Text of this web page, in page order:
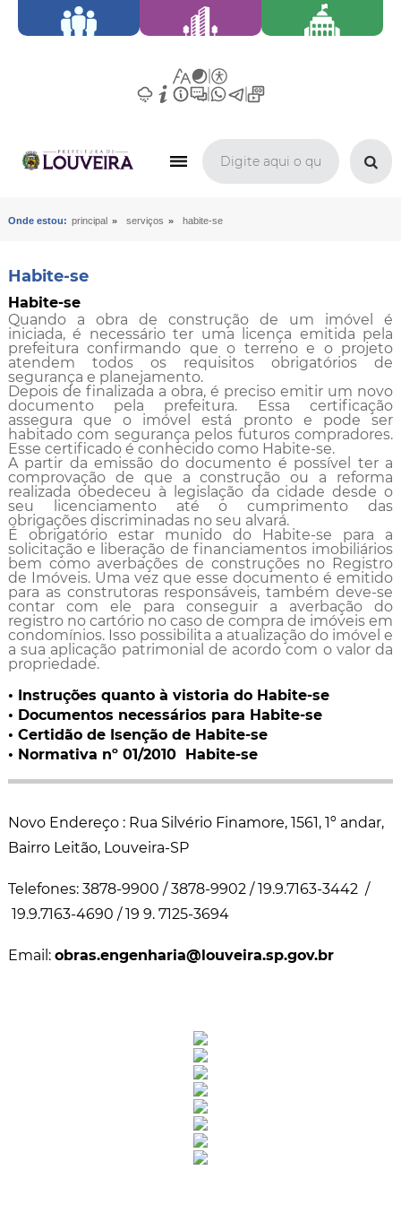
Onde estou: principal » serviços » habite-se
Habite-se
Habite-se
Quando a obra de construção de um imóvel é
iniciada, é necessário ter uma licença emitida pela
prefeitura confirmando que o terreno e o projeto
atendem todos os requisitos obrigatórios de
segurança e planejamento.
Depois de finalizada a obra, é preciso emitir um novo
documento pela prefeitura. Essa certificação
assegura que o imóvel está pronto e pode ser
habitado com segurança pelos futuros compradores.
Esse certificado é conhecido como Habite-se.
A partir da emissão do documento é possível ter a
comprovação de que a construção ou a reforma
realizada obedeceu à legislação da cidade desde o
seu licenciamento até o cumprimento das
obrigações discriminadas no seu alvará.
É obrigatório estar munido do Habite-se para a
solicitação e liberação de financiamentos imobiliários
bem como averbações de construções no Registro
de Imóveis. Uma vez que esse documento é emitido
para as construtoras responsáveis, também deve-se
contar com ele para conseguir a averbação do
registro no cartório no caso de compra de imóveis em
condomínios. Isso possibilita a atualização do imóvel e
a sua aplicação patrimonial de acordo com o valor da
propriedade.
• Instruções quanto à vistoria do Habite-se
• Documentos necessários para Habite-se
• Certidão de Isenção de Habite-se
• Normativa nº 01/2010 Habite-se
Novo Endereço : Rua Silvério Finamore, 1561, 1º andar,
Bairro Leitão, Louveira-SP
Telefones: 3878-9900 / 3878-9902 / 19.9.7163-3442 /
19.9.7163-4690 / 19 9. 7125-3694
Email: obras.engenharia@louveira.sp.gov.br